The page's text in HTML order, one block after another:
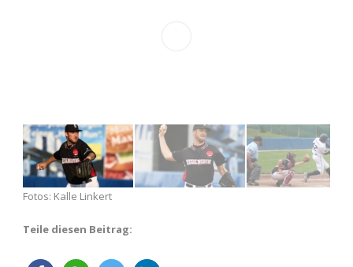
Fotos: Kalle Linkert
Teile diesen Beitrag: